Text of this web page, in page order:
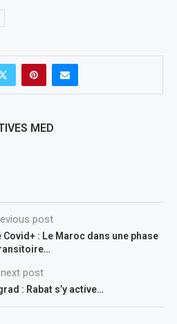
MED
post
: Le Maroc dans une phase
next post
: Rabat s’y active…